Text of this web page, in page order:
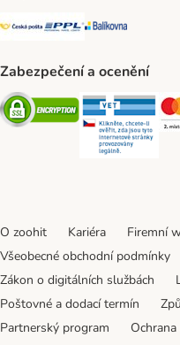
Česká pošta Shipping
PPL Shipping
Zabezpečení a ocenění
Security
O zoohit Kariéra Firemní
Všeobecné obchodní podmínky
Zákon o digitálních službách
Poštovné a dodací termín
Partnerský program